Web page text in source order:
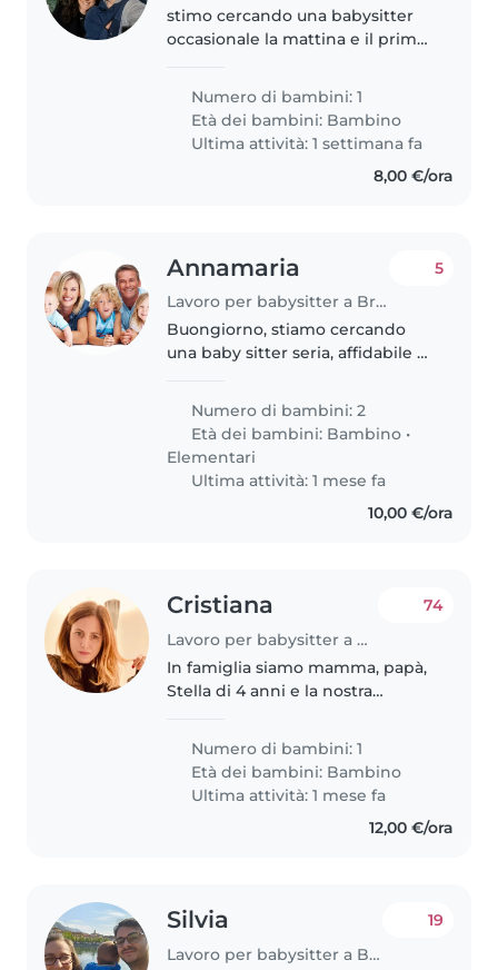
stimo cercando una babysitter
occasionale la mattina e il primo
qualche sera
Numero di bambini: 1
Età dei bambini: Bambino
Ultima attività: 1 settimana fa
8,00 €/ora
Annamaria
Lavoro per babysitter a Brescia
5
Buongiorno, stiamo cercando
una baby sitter seria, affidabile e
e 10 anni. Cerchiamo una
persona con esperienza con i
bambini, disponibile ad aiutare..
Numero di bambini: 2
Età dei bambini: Bambino •
Elementari
Ultima attività: 1 mese fa
10,00 €/ora
Cristiana
Lavoro per babysitter a Brescia
74
In famiglia siamo mamma, papà,
Stella di 4 anni e la nostra
anni. Abitiamo in centro a
Brescia. Stiamo cercando una
tata per Stella che si occupi di..
Numero di bambini: 1
Età dei bambini: Bambino
Ultima attività: 1 mese fa
12,00 €/ora
Silvia
Lavoro per babysitter a Brescia
19